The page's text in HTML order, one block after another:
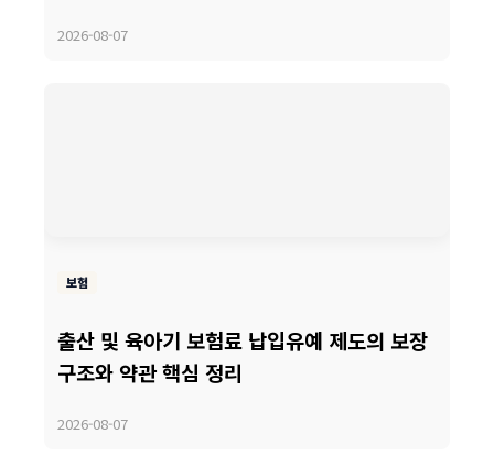
2026-08-07
보험
출산 및 육아기 보험료 납입유예 제도의 보장
구조와 약관 핵심 정리
2026-08-07